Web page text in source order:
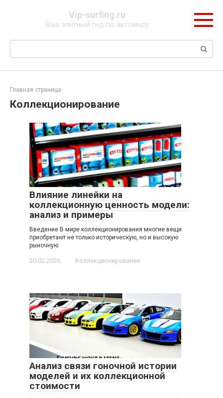
Vip-surfing.ru
Ваш элитный гид по автомиру
Поиск:
Главная страница
Коллекционирование
Влияние линейки на
коллекционную ценность модели:
анализ и примеры
Введение В мире коллекционирования многие вещи
приобретают не только историческую, но и высокую
рыночную
20.02.2026 Коллекционирование
Анализ связи гоночной истории
моделей и их коллекционной
стоимости